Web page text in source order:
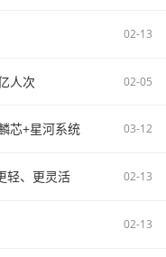
02-13
人次 02-05
芯+星河系统 03-12
轻、更灵活 02-13
02-13